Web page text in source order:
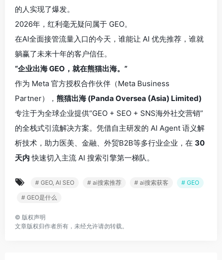
的人实现了爆发。
2026年，红利毫无疑问属于 GEO。
在AI全面接管流量入口的今天，谁能让 AI 优先推荐，谁就
躺赢了未来十年的客户信任。
“企业出海 GEO，就在熊猫出海。”
作为 Meta 官方授权合作伙伴（Meta Business
Partner）， 熊猫出海 (Panda Oversea (Asia) Limited)
专注于为全球企业提供“GEO + SEO + SNS海外社交营销”
的全栈式引流解决方案。凭借自主研发的 AI Agent 语义解
析技术，助力医美、金融、外贸B2B等多行业企业，在 30
天内快速切入主流 AI 搜索引擎第一梯队。
# GEO, AI SEO # ai搜索推荐 # ai搜索获客
# GEO
# GEO是什么
© 版权声明
文章版权归作者所有，未经允许请勿转载。